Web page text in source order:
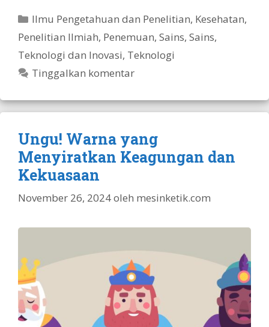
Kategori
Ilmu Pengetahuan dan Penelitian, Kesehatan,
Penelitian Ilmiah, Penemuan, Sains, Sains,
Teknologi dan Inovasi, Teknologi
Tinggalkan komentar
Ungu! Warna yang
Menyiratkan Keagungan dan
Kekuasaan
November 26, 2024oleh mesinketik.com